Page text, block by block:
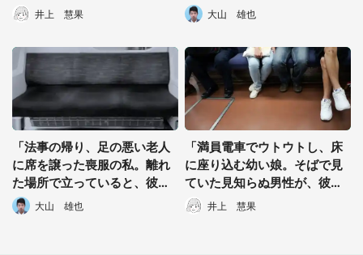
私をトイレに連れていき...」
井上 慧果
客たちが...」(富山県・年齢不
明女性)
大山 雄也
「法事の帰り、足の悪い老人
に席を譲った喪服の私。離れ
た場所で立っていると、彼の
妻が...」(千葉県・60代女性)
大山 雄也
「満員電車でウトウトし、床
に座り込む幼い娘。そばで見
ていた見知らぬ男性が、彼女
を急に抱き上げて...」（三重
井上 慧果